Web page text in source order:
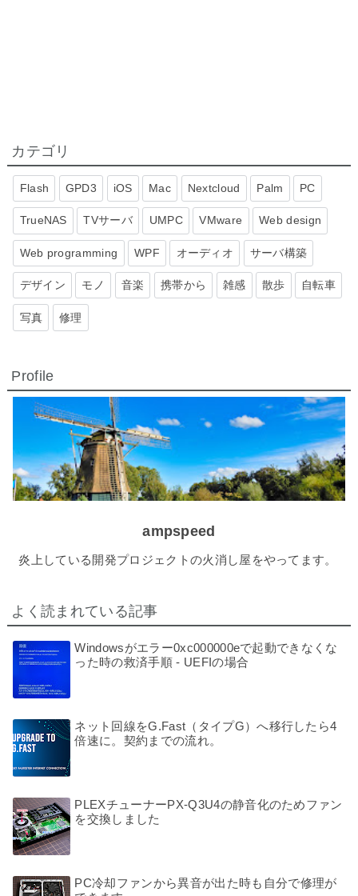
カテゴリ
Flash GPD3 iOS Mac Nextcloud Palm PC
TrueNAS TVサーバ UMPC VMware Web design
Web programming WPF オーディオ サーバ構築
デザイン モノ 音楽 携帯から 雑感 散歩 自転車
写真 修理
Profile
ampspeed
炎上している開発プロジェクトの火消し屋をやってます。
よく読まれている記事
Windowsがエラー0xc000000eで起動できなくな
った時の救済手順 - UEFIの場合
ネット回線をG.Fast（タイプG）へ移行したら4
倍速に。契約までの流れ。
PLEXチューナーPX-Q3U4の静音化のためファン
を交換しました
PC冷却ファンから異音が出た時も自分で修理が